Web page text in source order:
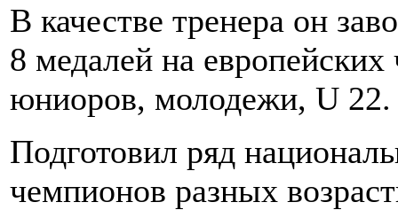
В качестве тренера он
8 медалей на
юниоров, молодежи, U 22.
Подготовил ряд
чемпионов разных